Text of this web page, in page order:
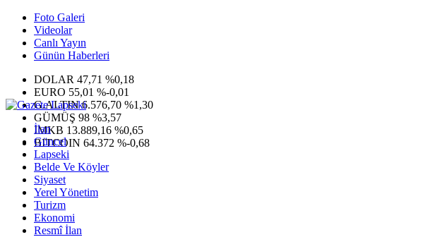
Foto Galeri
Videolar
Canlı Yayın
Günün Haberleri
DOLAR 47,71 %0,18
EURO 55,01 %-0,01
G.ALTIN6.576,70 %1,30
GÜMÜŞ 98 %3,57
IMKB 13.889,16 %0,65
BITCOIN 64.372 %-0,68
İlan
Güncel
Lapseki
Belde Ve Köyler
Siyaset
Yerel Yönetim
Turizm
Ekonomi
Resmî İlan